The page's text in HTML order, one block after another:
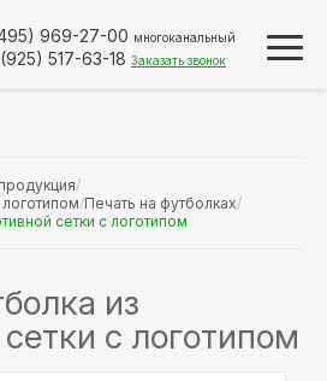
969-27-00 многоканальный
517-63-18 Заказать звонок
/
/Печать на футболках/
сетки с логотипом
из
с логотипом